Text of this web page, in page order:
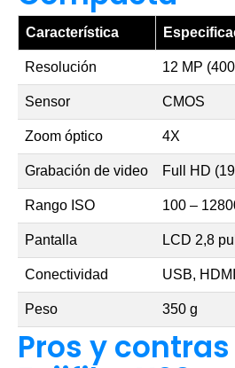
Característica
Resolución 12 MP
Sensor CMOS
Zoom óptico 4X
Grabación de video Full HD
Rango ISO 100 –
Pantalla LCD 2,8
Conectividad USB, HDMI
Peso 350 g
Pros y